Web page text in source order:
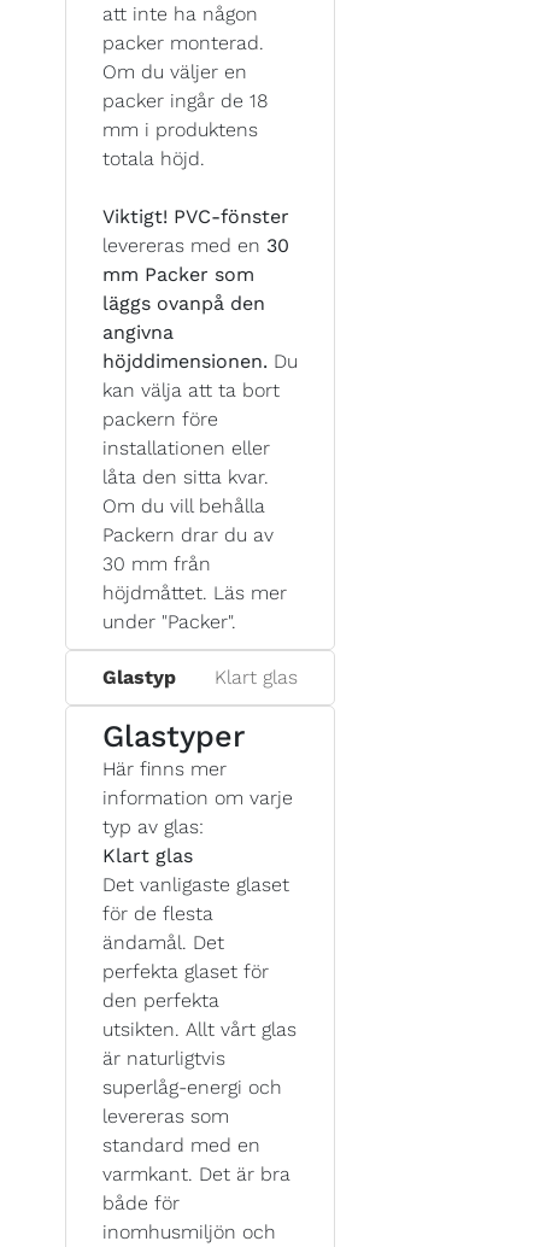
att inte ha någon
packer monterad.
Om du väljer en
packer ingår de 18
mm i produktens
totala höjd.
Viktigt! PVC-fönster
levereras med en 30
mm Packer som
läggs ovanpå den
angivna
höjddimensionen. Du
kan välja att ta bort
packern före
installationen eller
låta den sitta kvar.
Om du vill behålla
Packern drar du av
30 mm från
höjdmåttet. Läs mer
under "Packer".
Glastyp Klart glas
Glastyper
Här finns mer
information om varje
typ av glas:
Klart glas
Det vanligaste glaset
för de flesta
ändamål. Det
perfekta glaset för
den perfekta
utsikten. Allt vårt glas
är naturligtvis
superlåg-energi och
levereras som
standard med en
varmkant. Det är bra
både för
inomhusmiljön och